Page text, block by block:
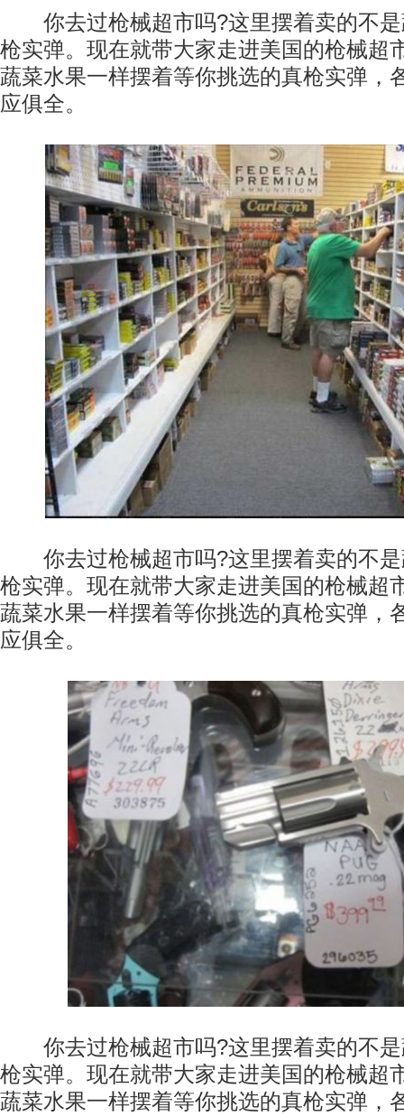
你去过枪械超市吗?这里摆着卖的不是
枪实弹。现在就带大家走进美国的枪械超
蔬菜水果一样摆着等你挑选的真枪实弹，
应俱全。
你去过枪械超市吗?这里摆着卖的不是
枪实弹。现在就带大家走进美国的枪械超
蔬菜水果一样摆着等你挑选的真枪实弹，
应俱全。
你去过枪械超市吗?这里摆着卖的不是
枪实弹。现在就带大家走进美国的枪械超
蔬菜水果一样摆着等你挑选的真枪实弹，